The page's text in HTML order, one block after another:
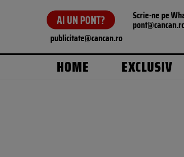
AI UN PONT? Scrie-ne pe
publicitate@cancan.ro
HOME EXCLUSIV